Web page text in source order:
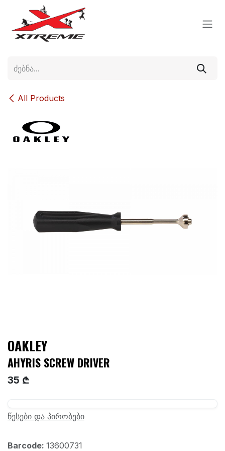
Skip to Content
All Products
OAKLEY
AHYRIS SCREW DRIVER
35 ₾
წესები და პირობები
Barcode: 13600731